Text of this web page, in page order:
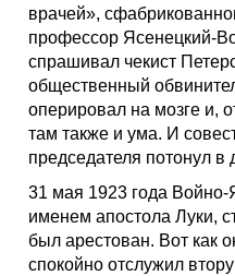
врачей»,
профессор Ясенецкий-
спрашивал чекист
общественный
оперировал на мозге и,
там также и ума. И
председателя потонул в
31 мая 1923 года
именем апостола Луки,
был арестован. Вот как
спокойно отслужил